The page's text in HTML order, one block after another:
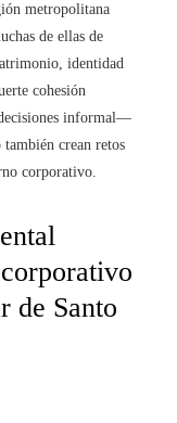
metropolitana
de ellas de
identidad
cohesión
informal—
crean retos
corporativo.
de Santo